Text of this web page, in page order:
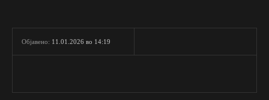
Објавено: 11.01.2026 во 14:19